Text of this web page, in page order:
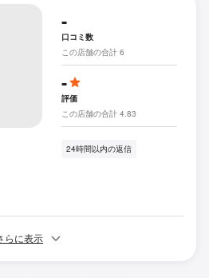
-
口コミ数
この店舗の合計 6
-
評価
この店舗の合計 4.83
24時間以内の返信
らに表示